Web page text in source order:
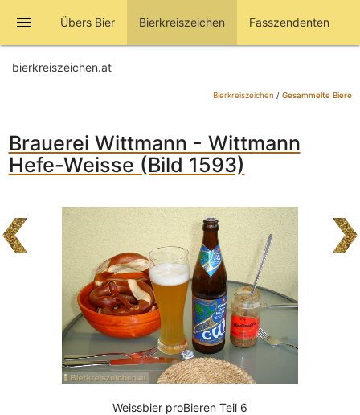
menu Übers Bier Bierkreiszeichen Fasszendenten
bierkreiszeichen.at
Bierkreiszeichen / Gesammelte Biere
Brauerei Wittmann - Wittmann
Hefe-Weisse (Bild 1593)
Weissbier proBieren Teil 6